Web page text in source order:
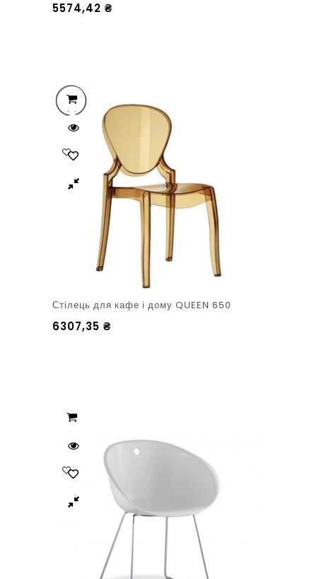
5574,42 ₴
Стілець для кафе і дому QUEEN 650
6307,35 ₴